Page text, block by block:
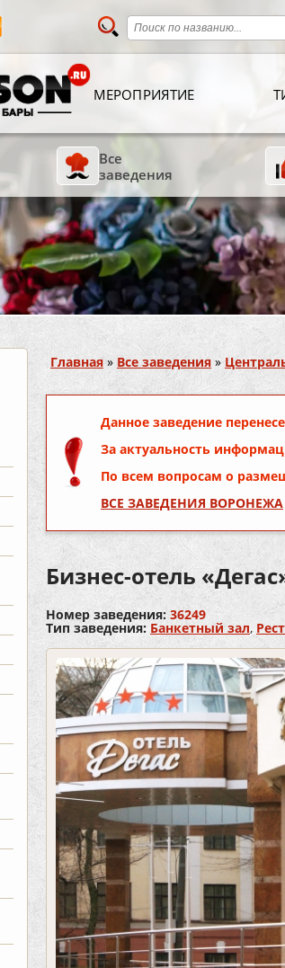
МЕРОПРИЯТИЕ
Все
заведения
Вы здесь
Главная » Все заведения »
Данное заведение
За актуальность
По всем вопросам о
ВСЕ ЗАВЕДЕНИЯ ВОРОНЕЖА
Бизнес-отель
Номер заведения: 36249
Тип заведения: Банкетный зал,